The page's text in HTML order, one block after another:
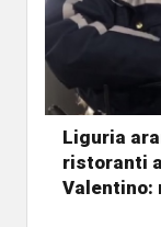
Liguria
ristoranti
Valentino: